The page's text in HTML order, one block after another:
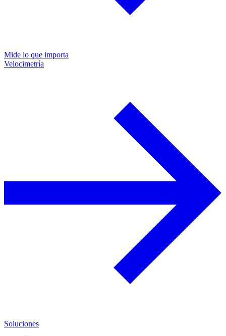
Mide lo que importa
Velocimetría
Soluciones